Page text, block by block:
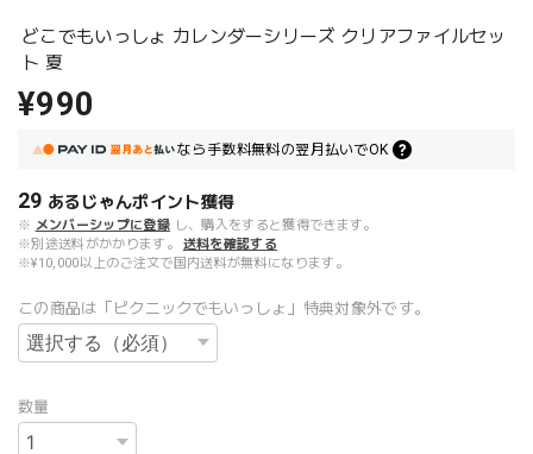
どこでもいっしょ カレンダーシリーズ クリアファイルセッ
ト 夏
¥990
なら 手数料無料の翌月払いでOK
29 あるじゃんポイント獲得
※ メンバーシップに登録 し、購入をすると獲得できます。
※別途送料がかかります。
送料を確認する
※¥10,000以上のご注文で国内送料が無料になります。
この商品は「ピクニックでもいっしょ」特典対象外です。
数量